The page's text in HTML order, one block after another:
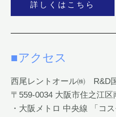
詳しくはこちら
■アクセス
西尾レントオール㈱ R&D
〒559-0034 大阪市住之江区
・大阪メトロ 中央線 「コ